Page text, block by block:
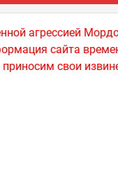
агрессией
сайта
приносим свои